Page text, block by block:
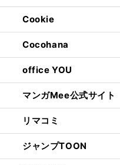
Cookie
Cocohana
office YOU
マンガMee公式サイト
リマコミ
ジャンプTOON